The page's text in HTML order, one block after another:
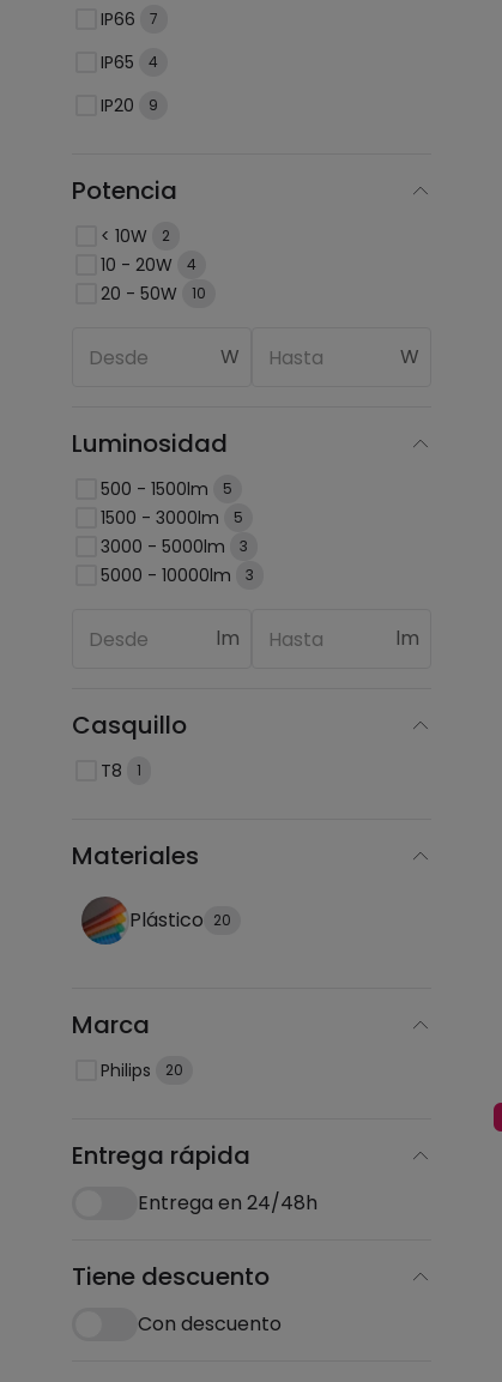
IP66 7
IP65 4
IP20 9
Potencia
< 10W 2
10 - 20W 4
20 - 50W 10
W W
Luminosidad
500 - 1500lm 5
1500 - 3000lm 5
3000 - 5000lm 3
5000 - 10000lm 3
lm lm
Casquillo
T8 1
Materiales
Plástico 20
Marca
Philips 20
Entrega rápida
Entrega en 24/48h
Tiene descuento
Con descuento